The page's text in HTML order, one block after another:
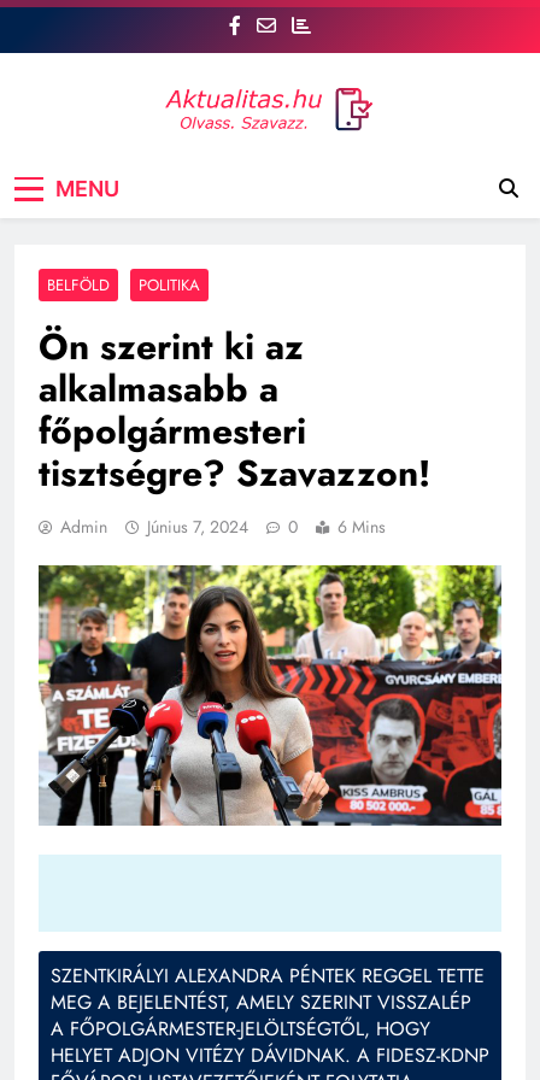
Skip
szóhoz juthatsz! tt, a legfrissebb hírek mellett a
véleményed is számít. Szavazz, vitázz, és
MENU
BELFÖLD POLITIKA
Ön szerint ki az
alkalmasabb a
főpolgármesteri
tisztségre? Szavazzon!
Admin Június 7, 2024 0 6 Mins
SZENTKIRÁLYI ALEXANDRA PÉNTEK REGGEL TETTE
MEG A BEJELENTÉST, AMELY SZERINT VISSZALÉP
A FŐPOLGÁRMESTER-JELÖLTSÉGTŐL, HOGY
HELYET ADJON VITÉZY DÁVIDNAK. A FIDESZ-KDNP